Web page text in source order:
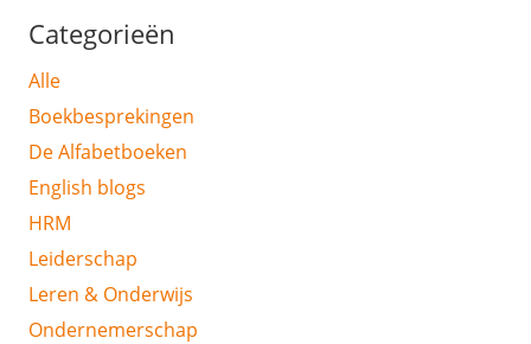
Categorieën
Alle
Boekbesprekingen
De Alfabetboeken
English blogs
HRM
Leiderschap
Leren & Onderwijs
Ondernemerschap